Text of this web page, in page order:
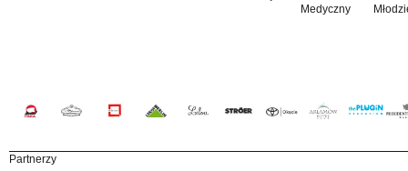
Medyczny
Partnerzy